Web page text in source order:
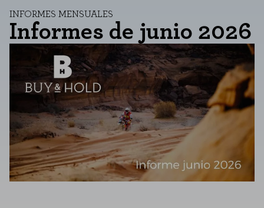
INFORMES MENSUALES
Informes de junio 2026